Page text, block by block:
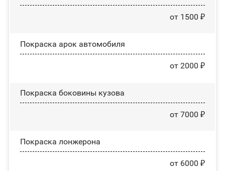
от 1500 ₽
Покраска арок автомобиля
от 2000 ₽
Покраска боковины кузова
от 7000 ₽
Покраска лонжерона
от 6000 ₽